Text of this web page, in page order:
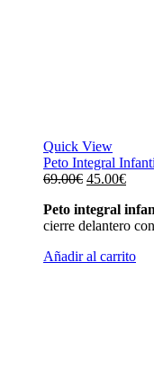
Quick View
Peto Integral
69.00€ El
original
era:
45.00€El
es:
Peto integral
cierre delantero
Añadir al carrito